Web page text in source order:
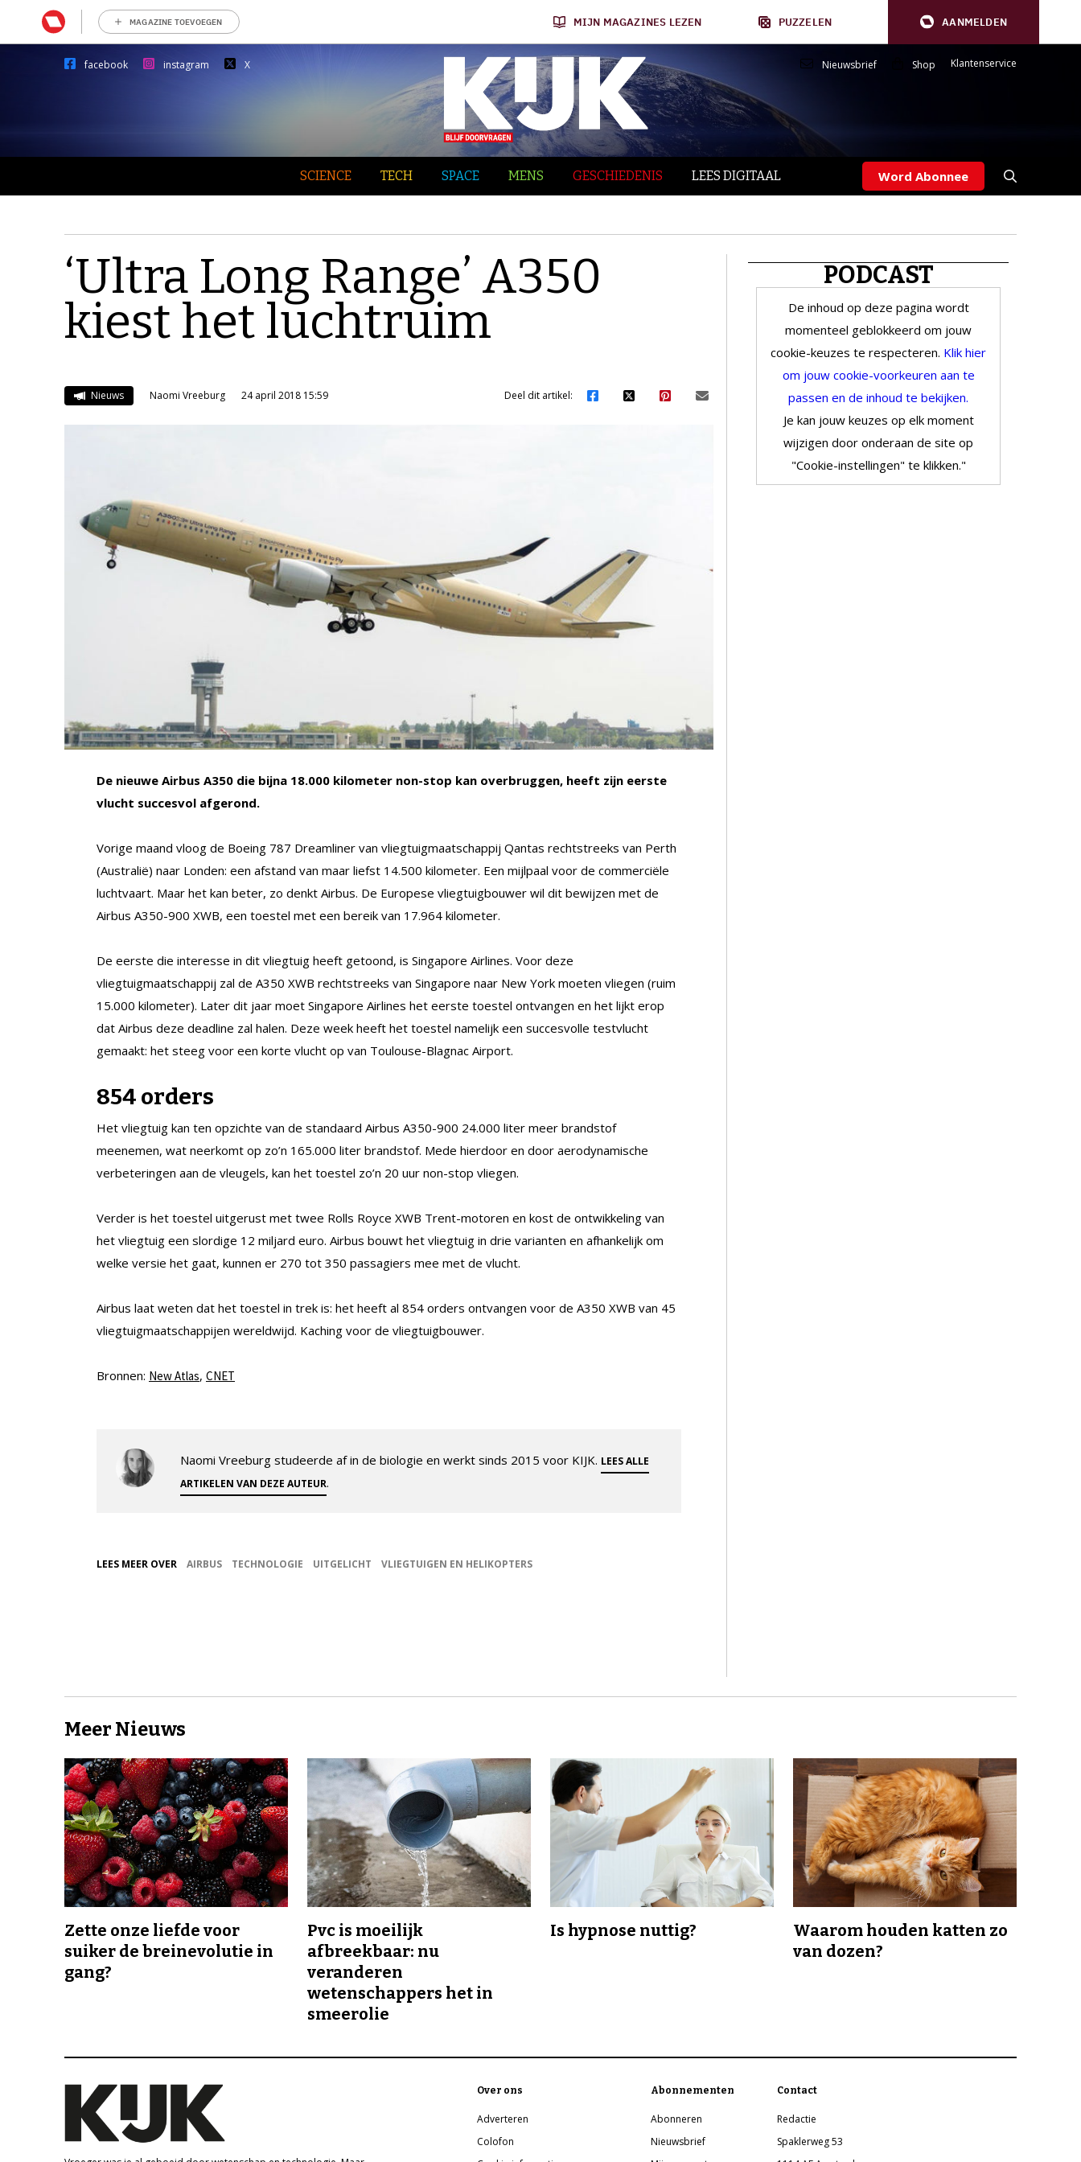
MAGAZINE TOEVOEGEN MIJN MAGAZINES LEZEN PUZZELEN AANMELDEN
facebook instagram X Nieuwsbrief Shop Klantenservice
SCIENCE TECH SPACE MENS GESCHIEDENIS LEES DIGITAAL Word Abonnee
‘Ultra Long Range’ A350
kiest het luchtruim
Nieuws Naomi Vreeburg 24 april 2018 15:59 Deel dit artikel:
De nieuwe Airbus A350 die bijna 18.000 kilometer non-stop kan overbruggen, heeft zijn eerste
vlucht succesvol afgerond.
Vorige maand vloog de Boeing 787 Dreamliner van vliegtuigmaatschappij Qantas rechtstreeks van Perth
(Australië) naar Londen: een afstand van maar liefst 14.500 kilometer. Een mijlpaal voor de commerciële
luchtvaart. Maar het kan beter, zo denkt Airbus. De Europese vliegtuigbouwer wil dit bewijzen met de
Airbus A350-900 XWB, een toestel met een bereik van 17.964 kilometer.
De eerste die interesse in dit vliegtuig heeft getoond, is Singapore Airlines. Voor deze
vliegtuigmaatschappij zal de A350 XWB rechtstreeks van Singapore naar New York moeten vliegen (ruim
15.000 kilometer). Later dit jaar moet Singapore Airlines het eerste toestel ontvangen en het lijkt erop
dat Airbus deze deadline zal halen. Deze week heeft het toestel namelijk een succesvolle testvlucht
gemaakt: het steeg voor een korte vlucht op van Toulouse-Blagnac Airport.
854 orders
Het vliegtuig kan ten opzichte van de standaard Airbus A350-900 24.000 liter meer brandstof
meenemen, wat neerkomt op zo’n 165.000 liter brandstof. Mede hierdoor en door aerodynamische
verbeteringen aan de vleugels, kan het toestel zo’n 20 uur non-stop vliegen.
Verder is het toestel uitgerust met twee Rolls Royce XWB Trent-motoren en kost de ontwikkeling van
het vliegtuig een slordige 12 miljard euro. Airbus bouwt het vliegtuig in drie varianten en afhankelijk om
welke versie het gaat, kunnen er 270 tot 350 passagiers mee met de vlucht.
Airbus laat weten dat het toestel in trek is: het heeft al 854 orders ontvangen voor de A350 XWB van 45
vliegtuigmaatschappijen wereldwijd. Kaching voor de vliegtuigbouwer.
Bronnen: New Atlas, CNET
Naomi Vreeburg studeerde af in de biologie en werkt sinds 2015 voor KIJK. LEES ALLE
ARTIKELEN VAN DEZE AUTEUR.
LEES MEER OVER AIRBUS TECHNOLOGIE UITGELICHT VLIEGTUIGEN EN HELIKOPTERS
PODCAST
De inhoud op deze pagina wordt
momenteel geblokkeerd om jouw
cookie-keuzes te respecteren. Klik hier
om jouw cookie-voorkeuren aan te
passen en de inhoud te bekijken.
Je kan jouw keuzes op elk moment
wijzigen door onderaan de site op
"Cookie-instellingen" te klikken."
Meer Nieuws
Zette onze liefde voor
suiker de breinevolutie in
gang?
Pvc is moeilijk
afbreekbaar: nu
veranderen
wetenschappers het in
smeerolie
Is hypnose nuttig?
Waarom houden katten zo
van dozen?
Over ons
Adverteren
Colofon
Abonnementen
Abonneren
Nieuwsbrief
Contact
Redactie
Spaklerweg 53